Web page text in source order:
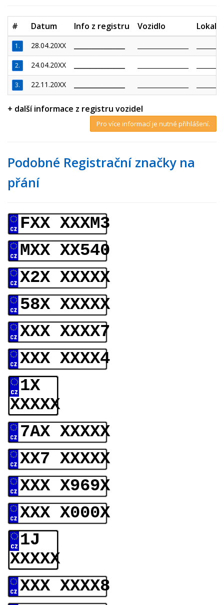
# Datum Info z registru Vozidlo
1. 28.04.20XX
2. 24.04.20XX
3. 22.11.20XX
+ další informace z registru vozidel
Pro více informací je nutné přihlášení.
Podobné Registrační značky na
přání
FXX XXXM3
MXX XX540
X2X XXXXX
58X XXXXX
XXX XXXX7
XXX XXXX4
1X
XXXXX
7AX XXXXX
XX7 XXXXX
XXX X969X
XXX X000X
1J
XXXXX
XXX XXXX8